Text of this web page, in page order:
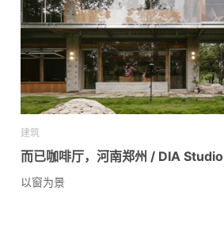
建筑
而已咖啡厅，河南郑州 / DIA Studio
以窗为景